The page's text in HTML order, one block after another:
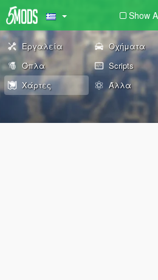
Show
Εργαλεία Οχήματα
Όπλα
Scripts
Χάρτες
Άλλα